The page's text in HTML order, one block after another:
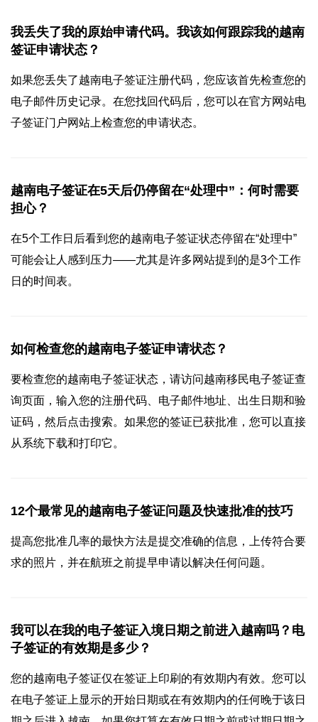
我丢失了我的原始申请代码。我该如何跟踪我的越南
签证申请状态？
如果您丢失了越南电子签证注册代码，您应该首先检查您的
电子邮件历史记录。在您找回代码后，您可以在官方网站电
子签证门户网站上检查您的申请状态。
越南电子签证在5天后仍停留在“处理中”：何时需要
担心？
在5个工作日后看到您的越南电子签证状态停留在“处理中”
可能会让人感到压力——尤其是许多网站提到的是3个工作
日的时间表。
如何检查您的越南电子签证申请状态？
要检查您的越南电子签证状态，请访问越南移民电子签证查
询页面，输入您的注册代码、电子邮件地址、出生日期和验
证码，然后点击搜索。如果您的签证已获批准，您可以直接
从系统下载和打印它。
12个最常见的越南电子签证问题及快速批准的技巧
提高您批准几率的最快方法是提交准确的信息，上传符合要
求的照片，并在航班之前提早申请以解决任何问题。
我可以在我的电子签证入境日期之前进入越南吗？电
子签证的有效期是多少？
您的越南电子签证仅在签证上印刷的有效期内有效。您可以
在电子签证上显示的开始日期或在有效期内的任何晚于该日